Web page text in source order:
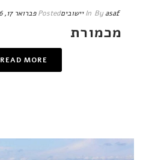
Byasaf
In יישוביםPosted פברואר 17, 2016
מכמורת
READ MORE